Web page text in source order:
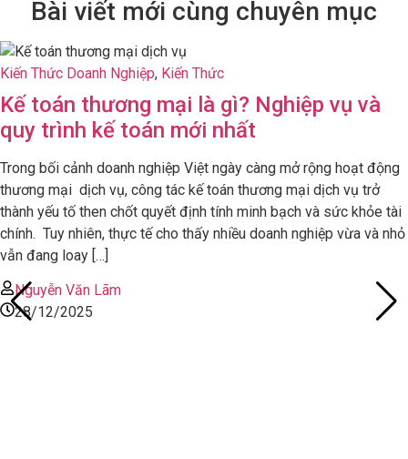
Bài viết mới cùng chuyên mục
Kiến Thức Doanh Nghiệp, Kiến Thức
Kế toán thương mại là gì? Nghiệp vụ và
quy trình kế toán mới nhất
Trong bối cảnh doanh nghiệp Việt ngày càng mở rộng hoạt động
thương mại dịch vụ, công tác kế toán thương mại dịch vụ trở
thành yếu tố then chốt quyết định tính minh bạch và sức khỏe tài
chính. Tuy nhiên, thực tế cho thấy nhiều doanh nghiệp vừa và nhỏ
vẫn đang loay […]
Nguyễn Văn Lãm
28/12/2025